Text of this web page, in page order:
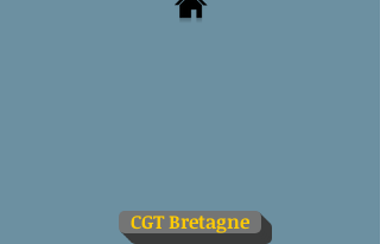
CGT Bretagne